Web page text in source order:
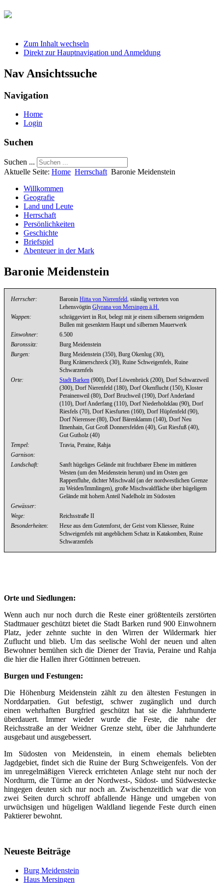
Zum Inhalt wechseln
Direkt zur Hauptnavigation und Anmeldung
Nav Ansichtssuche
Navigation
Home
Login
Suchen
Suchen ...
Aktuelle Seite: Home Herrschaft Baronie Meidenstein
Willkommen
Geografie
Land und Leute
Herrschaft
Persönlichkeiten
Geschichte
Briefspiel
Abenteuer in der Mark
Baronie Meidenstein
Herrscher: Baronin Hitta von Nierenfeld , ständig vertreten von
Lehensvögtin Glyrana von Mersingen ä.H.
Wappen:
schräggeviert in Rot, belegt mit je einem silbernem steigendem
Bullen mit gesenktem Haupt und silbernen Mauerwerk
Einwohner:
6.500
Baronssitz:
Burg Meidenstein
Burgen:
Burg Meidenstein (350), Burg Okenlug (30),
Burg Krämerschreck (30), Ruine Schweigenfels, Ruine
Schwarzenfels
Orte:
Stadt Barken (900), Dorf Löwenbrück (200), Dorf Schwarzweil
(300), Dorf Nierenfeld (180), Dorf Okenflucht (150), Kloster
Perainenweil (80), Dorf Bruchweil (190), Dorf Anderland
(110), Dorf Anderfang (110), Dorf Niederholzklau (90), Dorf
Riesfels (70), Dorf Kiesfurten (160), Dorf Hüpfenfeld (90),
Dorf Nierensee (80), Dorf Bärenklamm (140), Dorf Neu
Ilmenhain, Gut Groß Donnersfelden (40), Gut Riesfuß (40),
Gut Gutholz (40)
Tempel:
Travia, Peraine, Rahja
Garnison:
Landschaft:
Sanft hügeliges Gelände mit fruchtbarer Ebene im mittleren
Westen (um den Meidenstein herum) und im Osten gen
Rappenfluhe, dichter Mischwald (an der nordwestlichen Grenze
zu Weiden/Immlingen), große Mischwaldfläche über hügeligem
Gelände mit hohem Anteil Nadelholz im Südosten
Gewässer:
Wege:
Reichsstraße II
Besonderheiten:
Hexe aus dem Gutemforst, der Geist vom Kliessee, Ruine
Schweigenfels mit angeblichem Schatz in Katakomben, Ruine
Schwarzenfels
Orte und Siedlungen:
Wenn auch nur noch durch die Reste einer größtenteils zerstörten
Stadtmauer geschützt bietet die Stadt Barken rund 900 Einwohnern
Platz, jeder zehnte suchte in den Wirren der Wildermark hier
Zuflucht und blieb. Um das seelische Wohl der neuen und alten
Bewohner bemühen sich die Diener der Travia, Peraine und Rahja
die hier die Hallen ihrer Göttinnen betreuen.
Burgen und Festungen:
Die Höhenburg Meidenstein zählt zu den ältesten Festungen in
Norddarpatien. Gut befestigt, schwer zugänglich und durch
einen wehrhaften Burgfried geschützt hat sie die Jahrhunderte
überdauert. Immer wieder wurde die Feste, die nahe der
Reichsstraße an der Weidner Grenze steht, über die Jahrhunderte
ausgebaut und ausgebessert.
Im Südosten von Meidenstein, in einem ehemals beliebten
Jagdgebiet, findet sich die Ruine der Burg Schweigenfels. Von der
im unregelmäßigen Viereck errichteten Anlage steht nur noch der
Nordturm, die Türme an der Nordwest-, Südost- und Südwestecke
hingegen deuten sich nur noch an. Zwischenzeitlich war die von
zwei Seiten durch schroff abfallende Hänge und umgeben von
urwüchsigen und hügeligen Waldland liegende Feste durch einen
Paktierer bewohnt.
Neueste Beiträge
Burg Meidenstein
Haus Mersingen